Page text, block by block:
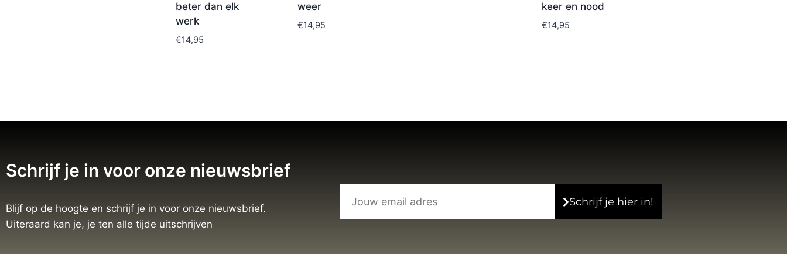
beter dan elk
werk
€14,95
weer
€14,95
keer en nood
€14,95
Schrijf je in voor onze nieuwsbrief
Blijf op de hoogte en schrijf je in voor onze nieuwsbrief.
Uiteraard kan je, je ten alle tijde uitschrijven
Schrijf je hier in!